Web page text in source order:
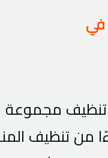
في
مجموعة
من تنظيف